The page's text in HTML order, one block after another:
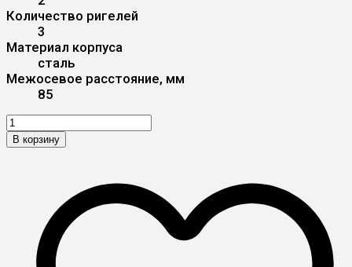
Количество ригелей
3
Материал корпуса
сталь
Межосевое расстояние, мм
85
В корзину